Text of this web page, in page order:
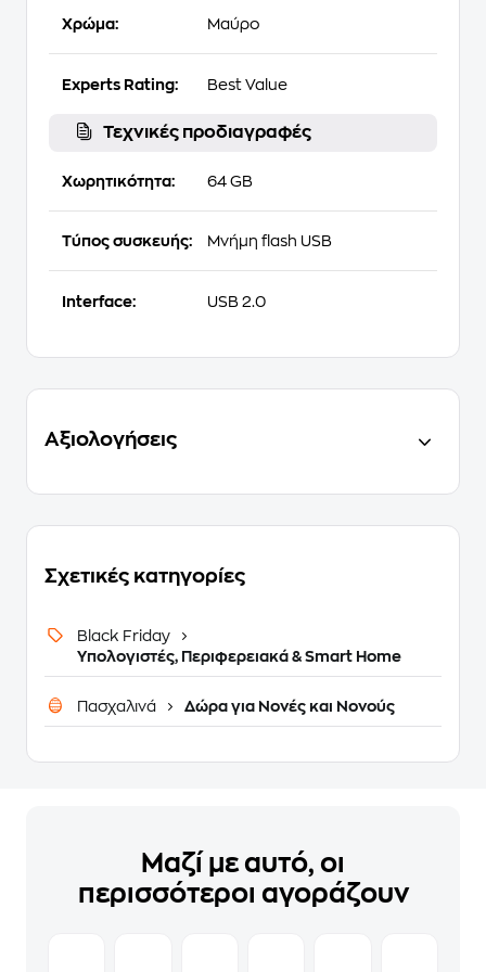
Χρώμα: Μαύρο
Experts Rating: Best Value
Τεχνικές προδιαγραφές
Χωρητικότητα: 64 GB
Τύπος συσκευής: Μνήμη flash USB
Interface: USB 2.0
Αξιολογήσεις
Σχετικές κατηγορίες
Black Friday
Υπολογιστές, Περιφερειακά & Smart Home
Πασχαλινά Δώρα για Νονές και Νονούς
Μαζί με αυτό, οι
περισσότεροι αγοράζουν